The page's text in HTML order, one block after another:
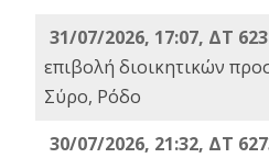
31/07/2026, 17:07, ΔΤ
επιβολή διοικητικών
Σύρο, Ρόδο
30/07/2026, 21:32, ΔΤ